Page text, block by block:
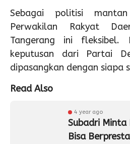
Sebagai politisi
Perwakilan Rakyat
Tangerang ini fleksibel.
keputusan dari Partai
dipasangkan dengan siapa
Read Also
4 year ago
Subadri Minta
Bisa